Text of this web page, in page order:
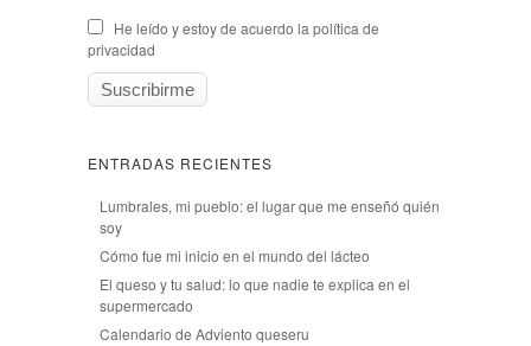
He leído y estoy de acuerdo la política de
privacidad
ENTRADAS RECIENTES
Lumbrales, mi pueblo: el lugar que me enseñó quién
soy
Cómo fue mi inicio en el mundo del lácteo
El queso y tu salud: lo que nadie te explica en el
supermercado
Calendario de Adviento queseru